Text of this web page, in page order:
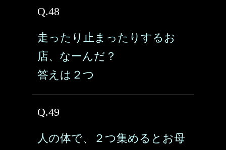
Q.48
走ったり止まったりするお
店、なーんだ？
答えは２つ
Q.49
人の体で、２つ集めるとお母